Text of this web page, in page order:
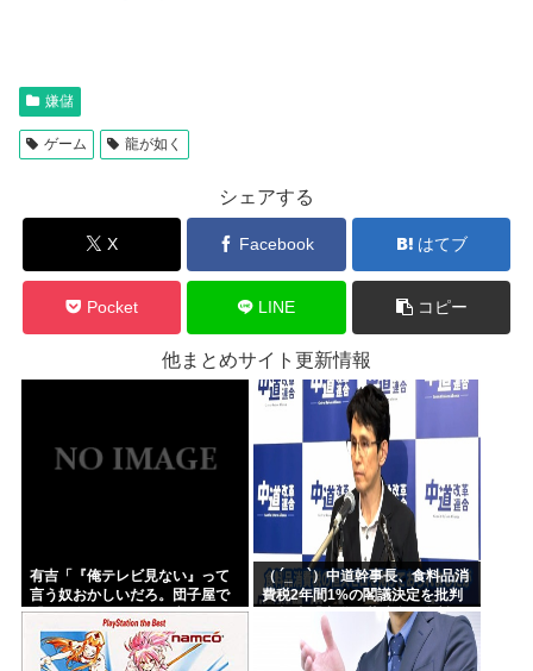
嫌儲
ゲーム 龍が如く
シェアする
X Facebook はてブ
Pocket LINE コピー
他まとめサイト更新情報
有吉「『俺テレビ見ない』って
言う奴おかしいだろ。団子屋で
『団子食べない』って言うか？
こっちは芸人だぞ」
（ ´_ゝ`）中道幹事長、食料品消
費税2年間1%の閣議決定を批判
→ 記者「中道改革連合は食料品
消費税ゼロを公約に掲げていた
が？」→ 階猛氏「